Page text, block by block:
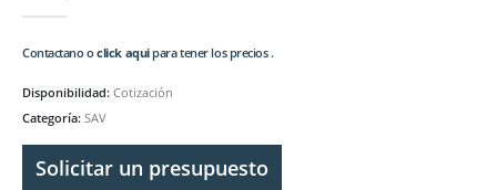
Contactano oclick aquipara tener los precios .
Disponibilidad: Cotización
Categoría: SAV
Solicitar un presupuesto